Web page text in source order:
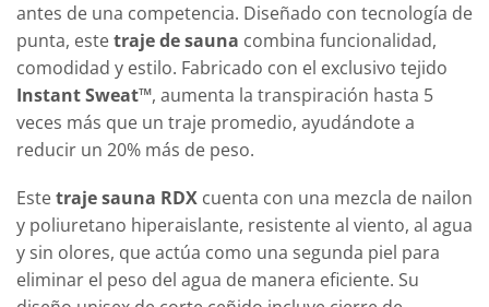
antes de una competencia. Diseñado con tecnología de
punta, estetraje de sauna combina funcionalidad,
comodidad y estilo. Fabricado con el exclusivo tejido
Instant Sweat™, aumenta la transpiración hasta 5
veces más que un traje promedio, ayudándote a
reducir un 20% más de peso.
Estetraje sauna RDX cuenta con una mezcla de nailon
y poliuretano hiperaislante, resistente al viento, al agua
y sin olores, que actúa como una segunda piel para
eliminar el peso del agua de manera eficiente. Su